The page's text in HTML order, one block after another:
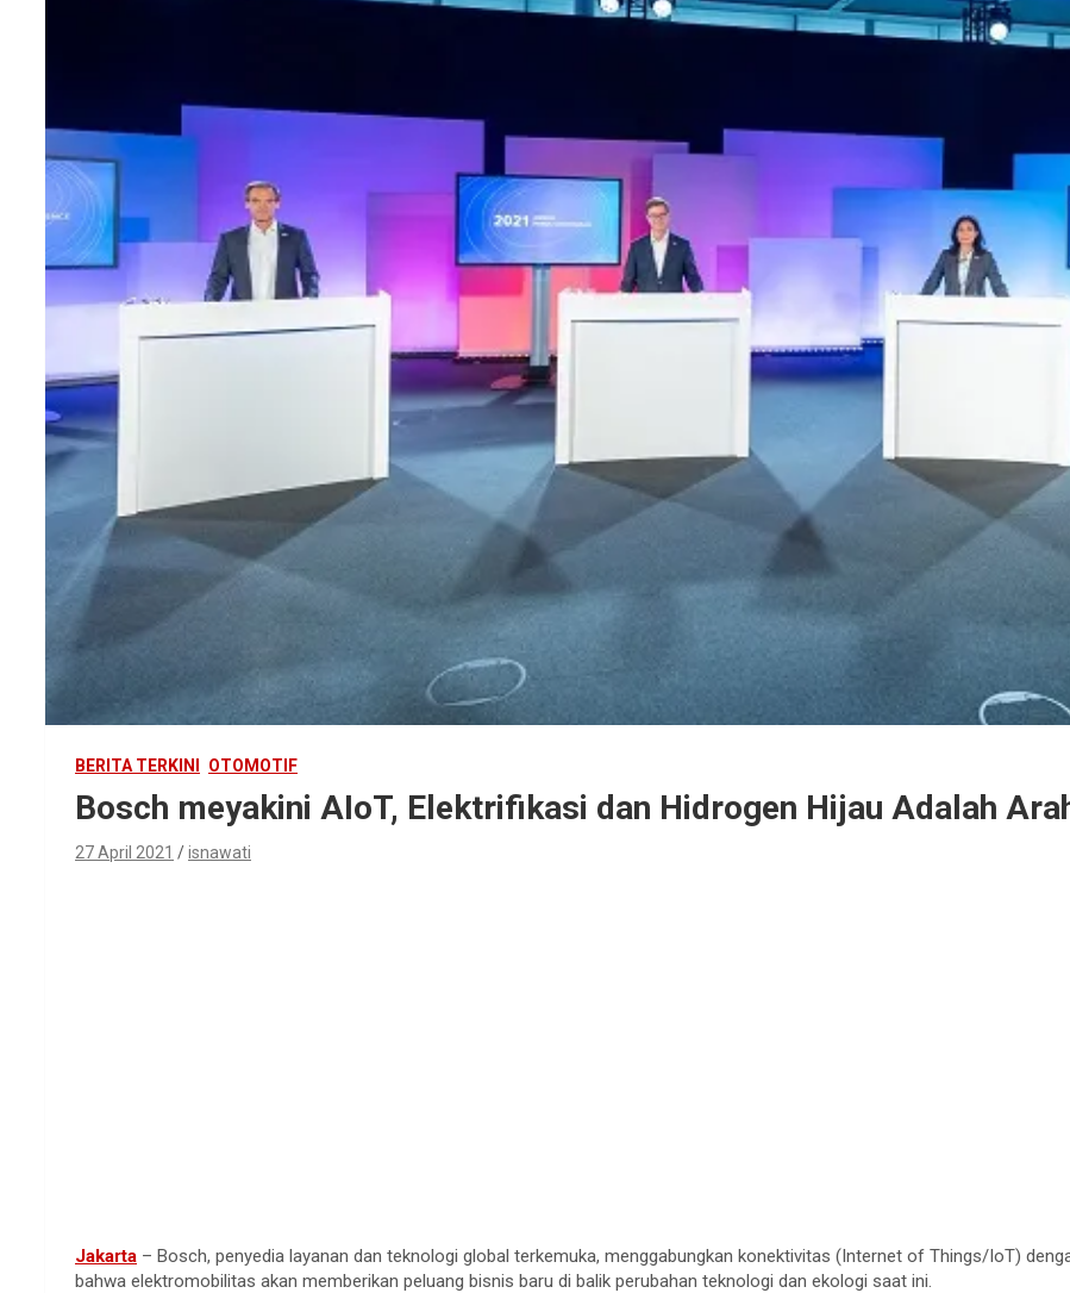
BERITA TERKINI OTOMOTIF
Bosch meyakini AIoT, Elektrifikasi dan Hidrogen Hijau Adalah
27 April 2021 isnawati
Jakarta – Bosch, penyedia layanan dan teknologi global terkemuka, menggabungkan konektivitas (Internet of Things/IoT)
bahwa elektromobilitas akan memberikan peluang bisnis baru di balik perubahan teknologi dan ekologi saat ini.